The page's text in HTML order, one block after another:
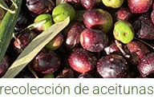
recolección de aceitunas